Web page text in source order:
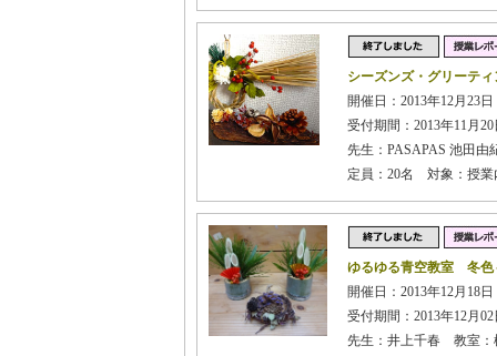
シーズンズ・グリーテ
開催日：2013年12月23
受付期間：2013年11月
先生：PASAPAS 池田
定員：20名 対象：授業
ゆるゆる青空教室 冬色
開催日：2013年12月18
受付期間：2013年12月
先生：井上千春 教室：